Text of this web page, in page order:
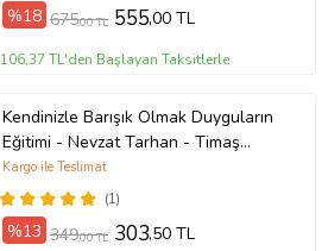
%18 675,00 TL 555,00 TL
106,37 TL'den Başlayan Taksitlerle
Kendinizle Barışık Olmak Duyguların
Eğitimi - Nevzat Tarhan - Timaş
Yayınları
(1)
Kargo ile Teslimat
%13 349,00 TL 303,50 TL